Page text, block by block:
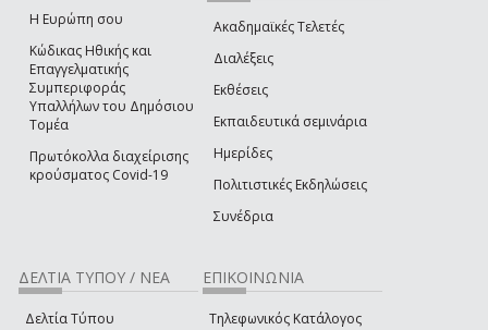
Η Ευρώπη σου
Κώδικας Ηθικής και
Επαγγελματικής
Συμπεριφοράς
Υπαλλήλων του Δημόσιου
Τομέα
Πρωτόκολλα διαχείρισης
κρούσματος Covid-19
Ακαδημαϊκές Τελετές
Διαλέξεις
Εκθέσεις
Εκπαιδευτικά σεμινάρια
Ημερίδες
Πολιτιστικές Εκδηλώσεις
Συνέδρια
ΔΕΛΤΙΑ ΤΥΠΟΥ / ΝΕΑ
Δελτία Τύπου
ΕΠΙΚΟΙΝΩΝΙΑ
Τηλεφωνικός Κατάλογος